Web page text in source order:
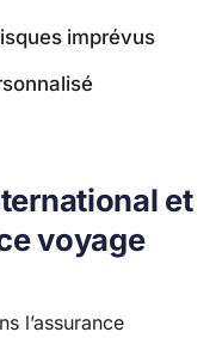
imprévus
et
voyage
l’assurance